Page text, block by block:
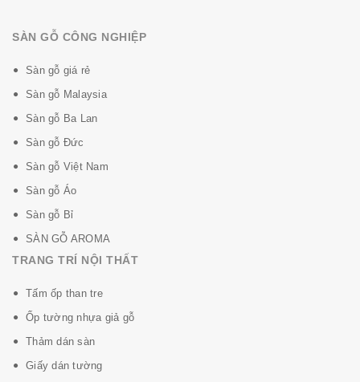
SÀN GỖ CÔNG NGHIỆP
Sàn gỗ giá rẻ
Sàn gỗ Malaysia
Sàn gỗ Ba Lan
Sàn gỗ Đức
Sàn gỗ Việt Nam
Sàn gỗ Áo
Sàn gỗ Bỉ
SÀN GỖ AROMA
TRANG TRÍ NỘI THẤT
Tấm ốp than tre
Ốp tường nhựa giả gỗ
Thảm dán sàn
Giấy dán tường